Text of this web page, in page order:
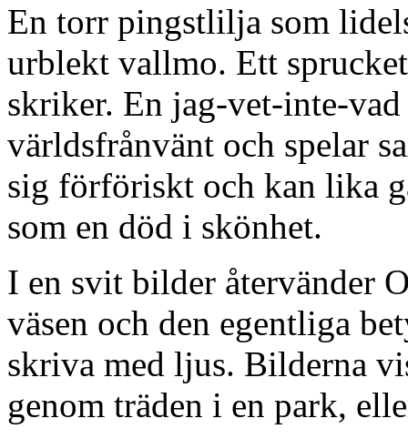
En torr pingstlilja som
urblekt vallmo. Ett
skriker. En jag-vet-inte-
världsfrånvänt och spelar
sig förföriskt och kan lika
som en död i skönhet.
I en svit bilder återvänder
väsen och den egentliga
skriva med ljus. Bilderna
genom träden i en park,